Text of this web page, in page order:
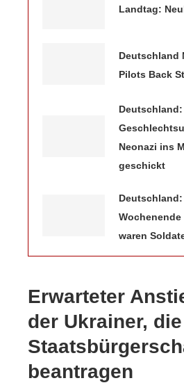
Landtag:
Deutschland
Pilots Back
Deutschland:
Neonazi ins
geschickt
Deutschland:
waren
Erwarteter
der Ukrainer,
beantragen